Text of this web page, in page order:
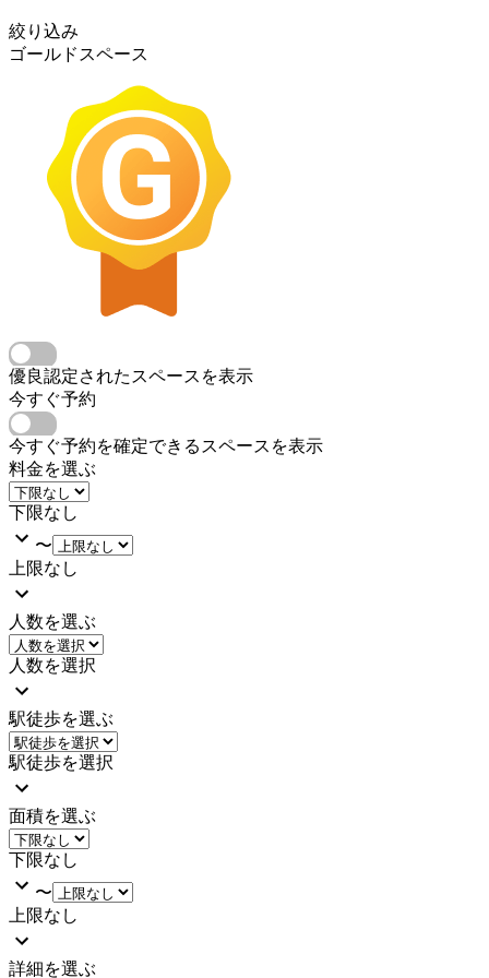
絞り込み
ゴールドスペース
優良認定されたスペースを表示
今すぐ予約
今すぐ予約を確定できるスペースを表示
料金を選ぶ
下限なし
〜
上限なし
人数を選ぶ
人数を選択
駅徒歩を選ぶ
駅徒歩を選択
面積を選ぶ
下限なし
〜
上限なし
詳細を選ぶ